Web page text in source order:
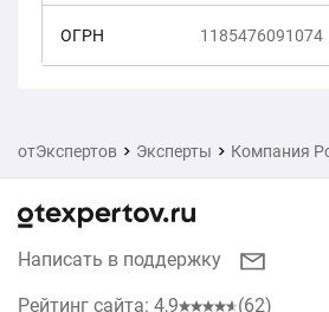
ОГРН 1185476091074
отЭкспертов Эксперты Компания
Написать в поддержку
Рейтинг сайта: 4,9 (62)